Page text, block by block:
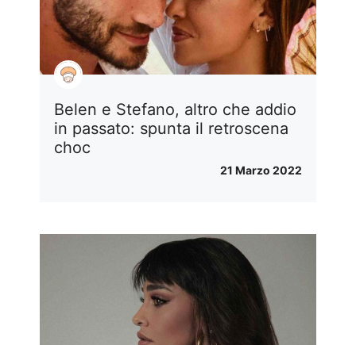
Belen e Stefano, altro che addio
in passato: spunta il retroscena
choc
21 Marzo 2022